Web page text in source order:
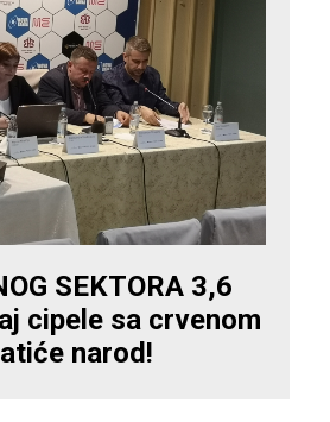
SEKTORA 3,6
cipele sa crvenom
narod!